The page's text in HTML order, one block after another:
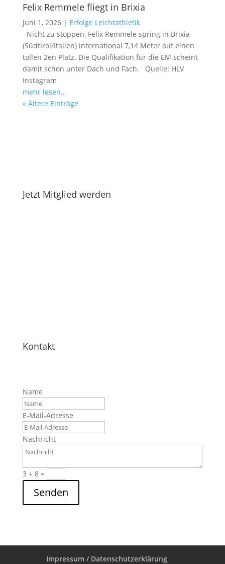
Felix Remmele fliegt in Brixia
Juni 1, 2026| Erfolge Leichtathletik
Nicht zu stoppen, Felix Remmele spring in Brixia
(Südtirol/Italien) international 7,14 Meter auf einen
tollen 2en Platz. Die Qualifikation für die EM scheint
damit schon unter Dach und Fach. Quelle: HLV
Instagram
mehr lesen…
« Ältere Einträge
Jetzt Mitglied werden
Kontakt
Name
E-Mail-Adresse
Nachricht
3 + 8=
Senden
Impressum / Datenschutzerklärung